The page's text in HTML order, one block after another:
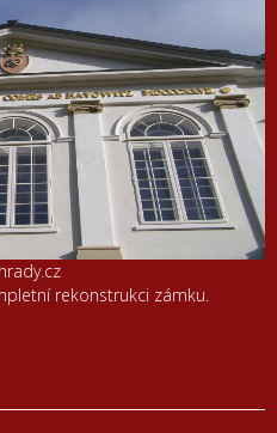
rekonstrukci zámku.